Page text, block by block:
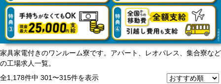
全ての求人
東海エリア
愛知県
三重県
岐阜県
静岡県
関西エリア
滋賀県
家具家電付きのワンルーム寮です。アパート、レオパレス、集合寮など
の工場求人一覧。
全1,178件中 301〜315件を表示